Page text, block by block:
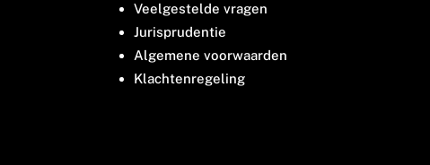
Veelgestelde vragen
Jurisprudentie
Algemene voorwaarden
Klachtenregeling